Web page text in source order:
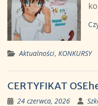
Aktualności, KONKURSY
CERTYFIKAT
24 czerwca, 2026